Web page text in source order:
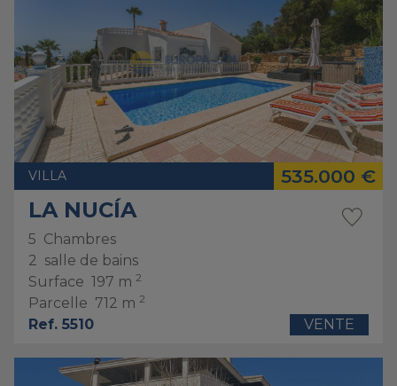
VILLA 535.000 €
LA NUCÍA
5 Chambres
2 salle de bains
Surface 197 m 2
Parcelle 712 m 2
Ref. 5510 VENTE